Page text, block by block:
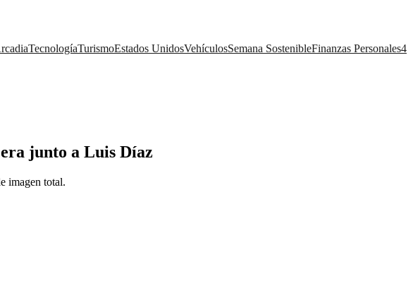
TecnologíaTurismoEstados UnidosVehículosSemana SostenibleFinanzas Personales4
junto a Luis Díaz
imagen total.